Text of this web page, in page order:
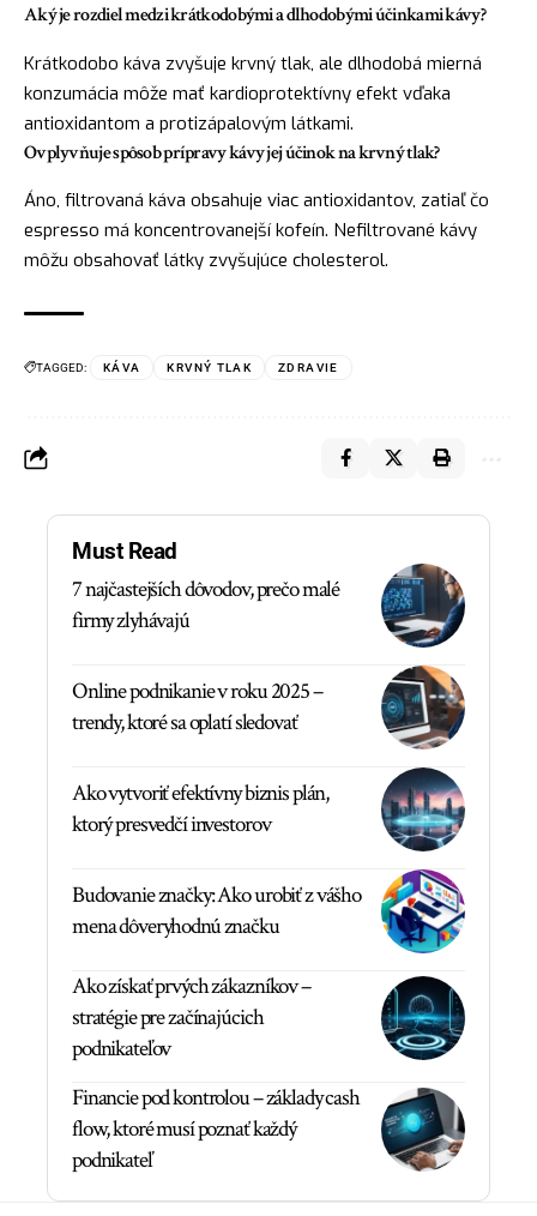
Aký je rozdiel medzi krátkodobými a dlhodobými účinkami kávy?
Krátkodobo káva zvyšuje krvný tlak, ale dlhodobá mierná
konzumácia môže mať kardioprotektívny efekt vďaka
antioxidantom a protizápalovým látkami.
Ovplyvňuje spôsob prípravy kávy jej účinok na krvný tlak?
Áno, filtrovaná káva obsahuje viac antioxidantov, zatiaľ čo
espresso má koncentrovanejší kofeín. Nefiltrované kávy
môžu obsahovať látky zvyšujúce cholesterol.
TAGGED: KÁVA KRVNÝ TLAK ZDRAVIE
Must Read
7 najčastejších dôvodov, prečo malé
firmy zlyhávajú
Online podnikanie v roku 2025 –
trendy, ktoré sa oplatí sledovať
Ako vytvoriť efektívny biznis plán,
ktorý presvedčí investorov
Budovanie značky: Ako urobiť z vášho
mena dôveryhodnú značku
Ako získať prvých zákazníkov –
stratégie pre začínajúcich
podnikateľov
Financie pod kontrolou – základy cash
flow, ktoré musí poznať každý
podnikateľ